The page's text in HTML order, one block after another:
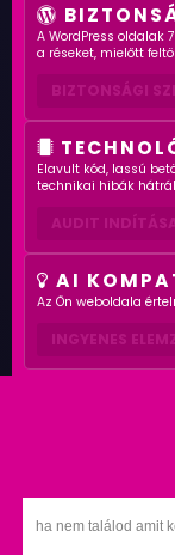
A WordPress oldalak
a réseket, mielőtt
Elavult kód, lassú
technikai hibák
AI
Az Ön weboldala